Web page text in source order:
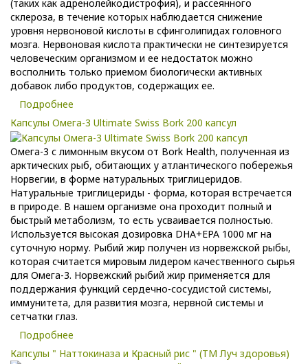
(таких как адренолейкодистрофия), и рассеянного
склероза, в течение которых наблюдается снижение
уровня нервоновой кислоты в сфинголипидах головного
мозга. Нервоновая кислота практически не синтезируется
человеческим организмом и ее недостаток можно
восполнить только приемом биологически активных
добавок либо продуктов, содержащих ее.
Подробнее
Капсулы Омега-3 Ultimate Swiss Bork 200 капсул
Омега-3 с лимонным вкусом от Bork Health, полученная из
арктических рыб, обитающих у атлантического побережья
Норвегии, в форме натуральных триглицеридов.
Натуральные триглицериды - форма, которая встречается
в природе. В нашем организме она проходит полный и
быстрый метаболизм, то есть усваивается полностью.
Используется высокая дозировка DHA+EPA 1000 мг на
суточную норму. Рыбий жир получен из норвежской рыбы,
которая считается мировым лидером качественного сырья
для Омега-3. Норвежский рыбий жир применяется для
поддержания функций сердечно-сосудистой системы,
иммунитета, для развития мозга, нервной системы и
сетчатки глаз.
Подробнее
Капсулы " Наттокиназа и Красный рис " (ТМ Луч здоровья)